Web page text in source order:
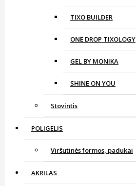
TIXO BUILDER
ONE DROP TIXOLOGY
GEL BY MONIKA
SHINE ON YOU
Stovintis
POLIGELIS
Viršutinės formos, padukai
AKRILAS